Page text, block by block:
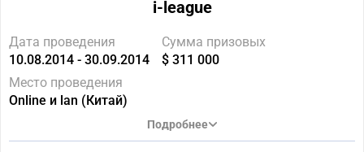
i-league
Дата проведения
10.08.2014 - 30.09.2014
Сумма призовых
$ 311 000
Место проведения
Online и lan (Китай)
Подробнее